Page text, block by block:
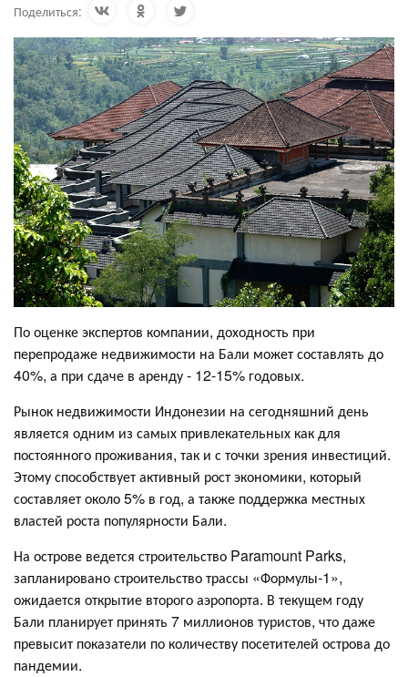
Поделиться:
По оценке экспертов компании, доходность при
перепродаже недвижимости на Бали может составлять до
40%, а при сдаче в аренду - 12-15% годовых.
Рынок недвижимости Индонезии на сегодняшний день
является одним из самых привлекательных как для
постоянного проживания, так и с точки зрения инвестиций.
Этому способствует активный рост экономики, который
составляет около 5% в год, а также поддержка местных
властей роста популярности Бали.
На острове ведется строительство Paramount Parks,
запланировано строительство трассы «Формулы-1»,
ожидается открытие второго аэропорта. В текущем году
Бали планирует принять 7 миллионов туристов, что даже
превысит показатели по количеству посетителей острова до
пандемии.